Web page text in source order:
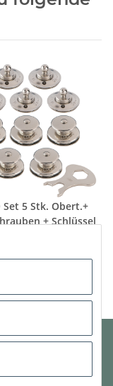
Set 5 Stk. Obert.+
+ Schlüssel